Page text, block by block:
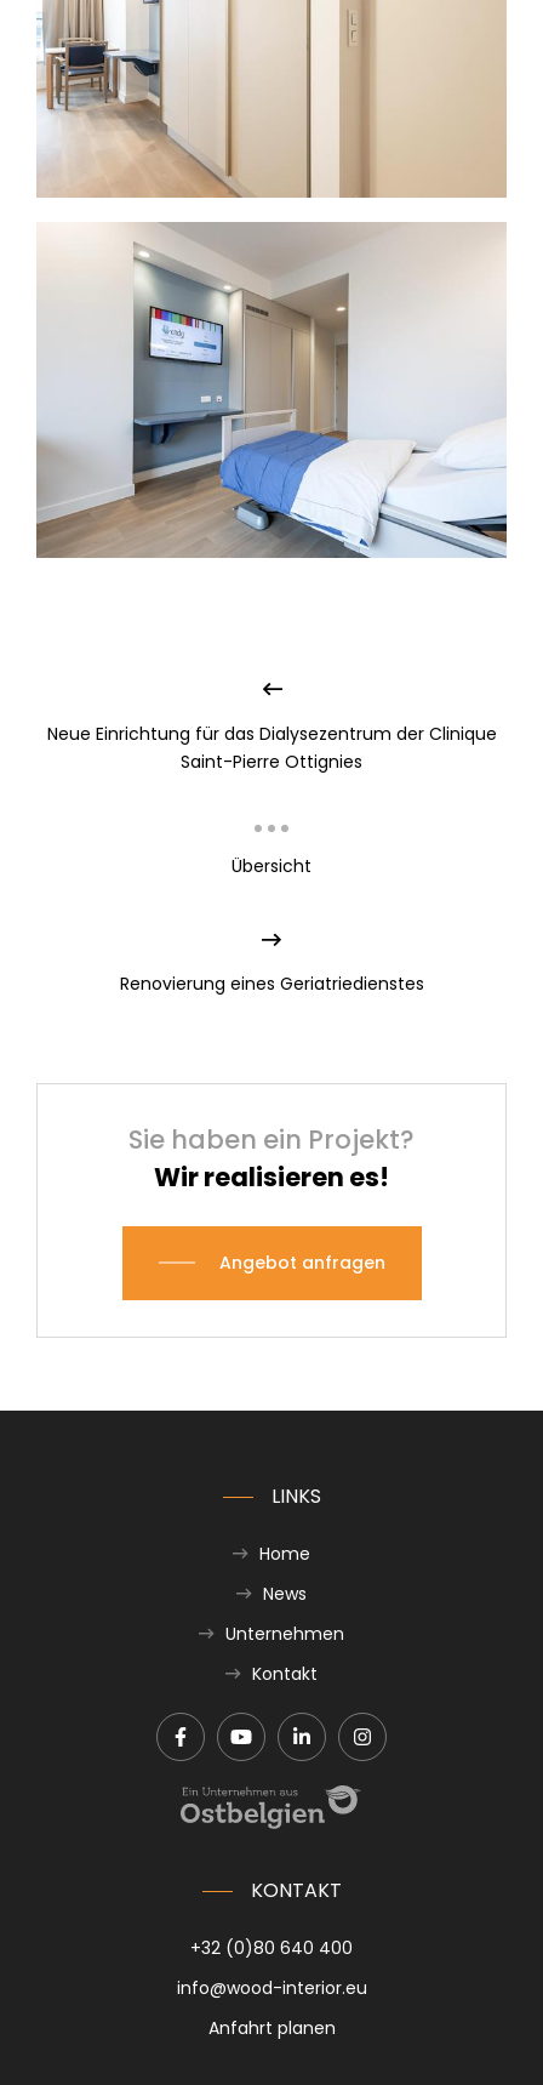
Neue Einrichtung für das Dialysezentrum der Clinique
Saint-Pierre Ottignies
Übersicht
Renovierung eines Geriatriedienstes
Sie haben ein Projekt?
Wir realisieren es!
Angebot anfragen
LINKS
Home
News
Unternehmen
Kontakt
KONTAKT
+32 (0)80 640 400
info@wood-interior.eu
Anfahrt planen